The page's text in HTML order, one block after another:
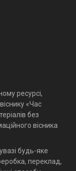
ресурсі,
«Час
без
вісника
будь-яке
переклад,